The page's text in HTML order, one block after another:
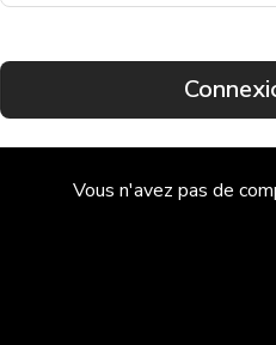
Vous n'avez pas de